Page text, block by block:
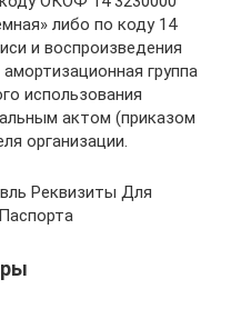
либо по коду 14
и воспроизведения
группа
использования
актом (приказом
организации.
Реквизиты Для